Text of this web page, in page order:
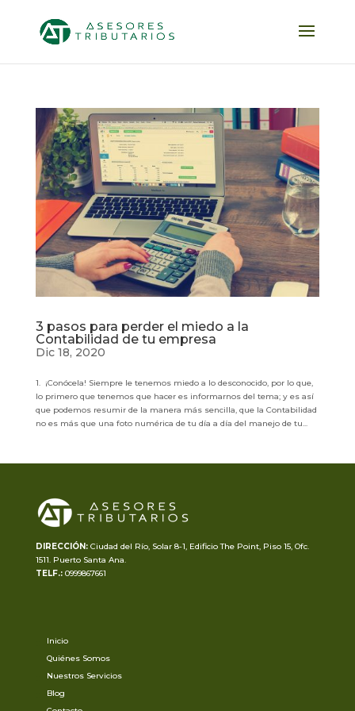
3 pasos para perder el miedo a la
Contabilidad de tu empresa
Dic 18, 2020
1. ¡Conócela! Siempre le tenemos miedo a lo desconocido, por lo que,
lo primero que tenemos que hacer es informarnos del tema; y es así
que podemos resumir de la manera más sencilla, que la Contabilidad
no es más que una foto numérica de tu día a día del manejo de tu...
DIRECCIÓN: Ciudad del Río, Solar 8-1, Edificio The Point, Piso 15, Ofc.
1511. Puerto Santa Ana.
TELF.: 0999867661
Inicio
Quiénes Somos
Nuestros Servicios
Blog